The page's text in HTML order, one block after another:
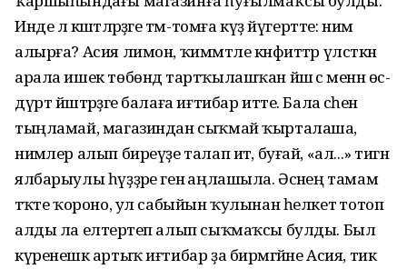
Инде лә кәштәләрҙәге тәм-томға күҙ йүгертте: нимә
алырға? Асия лимон, ҡиммәтле кәнфиттәр үлсәткән
арала ишек төбөндә тартҡылашҡан йәш әсә менән өс-
дүрт йәштәрҙәге балаға иғтибар итте. Бала әсәһен
тыңламай, магазиндан сыҡмай ҡырталаша,
нимәлер алып биреүҙе талап итә, буғай, «ал...» тигән
ялбарыулы һүҙҙәре генә аңлашыла. Әсәнең тамам
тәҡәте ҡороно, ул сабыйын ҡулынан һелкетә тотоп
алды ла елтерәтеп алып сыҡмаҡсы булды. Был
күренешкә артыҡ иғтибар ҙа бирмәгәйне Асия, тик